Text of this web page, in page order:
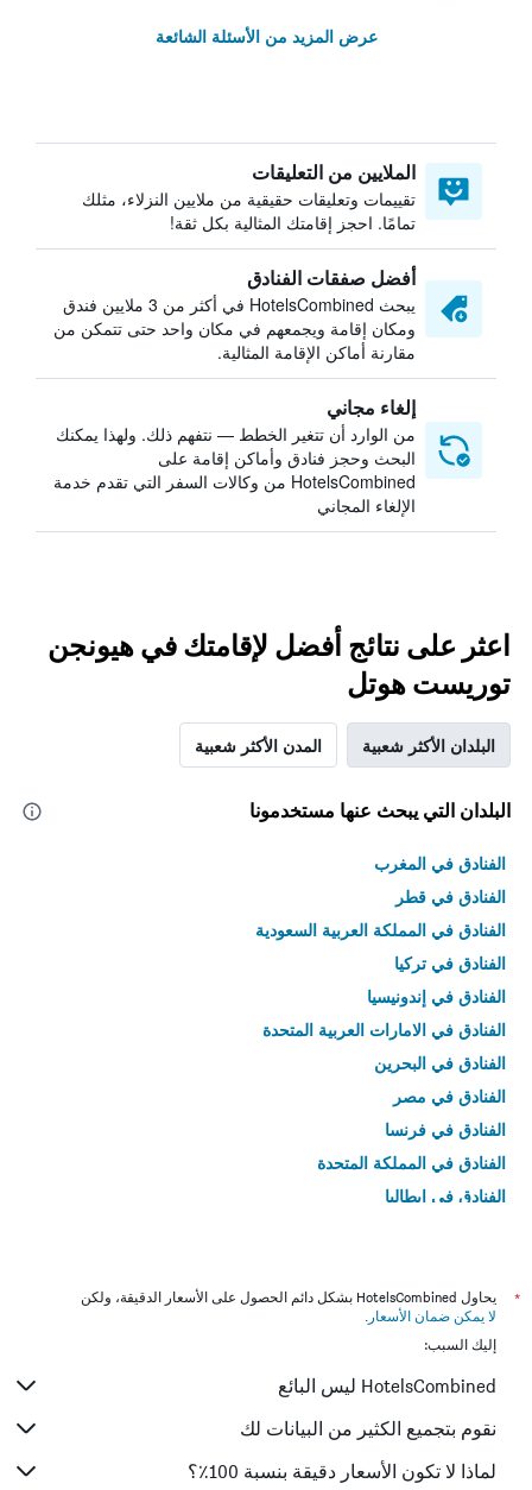
عرض المزيد من الأسئلة الشائعة
الملايين من التعليقات
تقييمات وتعليقات حقيقية من ملايين النزلاء، مثلك
تمامًا. احجز إقامتك المثالية بكل ثقة!
أفضل صفقات الفنادق
يبحث HotelsCombined في أكثر من 3 ملايين فندق
ومكان إقامة ويجمعهم في مكان واحد حتى تتمكن من
مقارنة أماكن الإقامة المثالية.
إلغاء مجاني
من الوارد أن تتغير الخطط — نتفهم ذلك. ولهذا يمكنك
البحث وحجز فنادق وأماكن إقامة على
HotelsCombined من وكالات السفر التي تقدم خدمة
الإلغاء المجاني
اعثر على نتائج أفضل لإقامتك في هيونجن
توريست هوتل
البلدان الأكثر شعبية المدن الأكثر شعبية
البلدان التي يبحث عنها مستخدمونا
الفنادق في المغرب
الفنادق في قطر
الفنادق في المملكة العربية السعودية
الفنادق في تركيا
الفنادق في إندونيسيا
الفنادق في الامارات العربية المتحدة
الفنادق في البحرين
الفنادق في مصر
الفنادق في فرنسا
الفنادق في المملكة المتحدة
الفنادق في إيطاليا
*
يحاول HotelsCombined بشكل دائم الحصول على الأسعار الدقيقة، ولكن
لا يمكن ضمان الأسعار .
إليك السبب:
HotelsCombined ليس البائع
نقوم بتجميع الكثير من البيانات لك
لماذا لا تكون الأسعار دقيقة بنسبة 100٪؟